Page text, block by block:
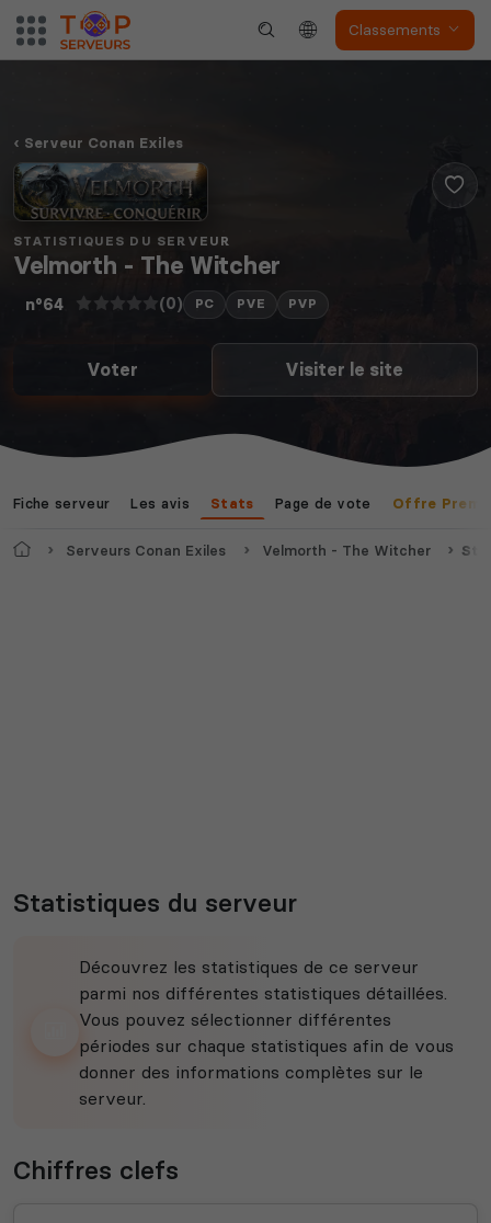
Classements
Serveur Conan Exiles
STATISTIQUES DU SERVEUR
Velmorth - The Witcher
n°64 (0) PC PVE PVP
Voter Visiter le site
Fiche serveur Les avis Stats Page de vote Offre
AccueilServeurs Conan Exiles Velmorth - The Witcher
Statistiques du serveur
Découvrez les statistiques de ce serveur
parmi nos différentes statistiques détaillées.
Vous pouvez sélectionner différentes
périodes sur chaque statistiques afin de vous
donner des informations complètes sur le
serveur.
Chiffres clefs